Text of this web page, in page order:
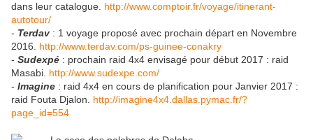
dans leur catalogue. http://www.comptoir.fr/voyage/itinerant-
autotour/
- Terdav : 1 voyage proposé avec prochain départ en Novembre
2016. http://www.terdav.com/ps-guinee-conakry
- Sudexpé : prochain raid 4x4 envisagé pour début 2017 : raid
Masabi. http://www.sudexpe.com/
- Imagine : raid 4x4 en cours de planification pour Janvier 2017 :
raid Fouta Djalon. http://imagine4x4.dallas.pymac.fr/?
page_id=554